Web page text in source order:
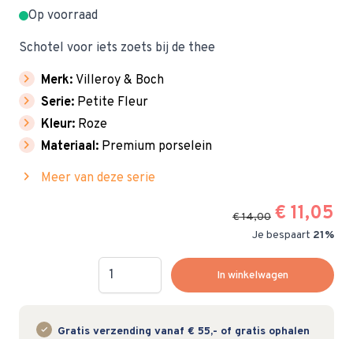
Op voorraad
Schotel voor iets zoets bij de thee
chevron_right Merk: Villeroy & Boch
chevron_right Serie: Petite Fleur
chevron_right Kleur: Roze
chevron_right Materiaal: Premium porselein
chevron_right Meer van deze serie
€ 14,00 € 11,05
Je bespaart 21%
Hoeveelheid
In winkelwagen
Gratis verzending vanaf € 55,- of gratis ophalen